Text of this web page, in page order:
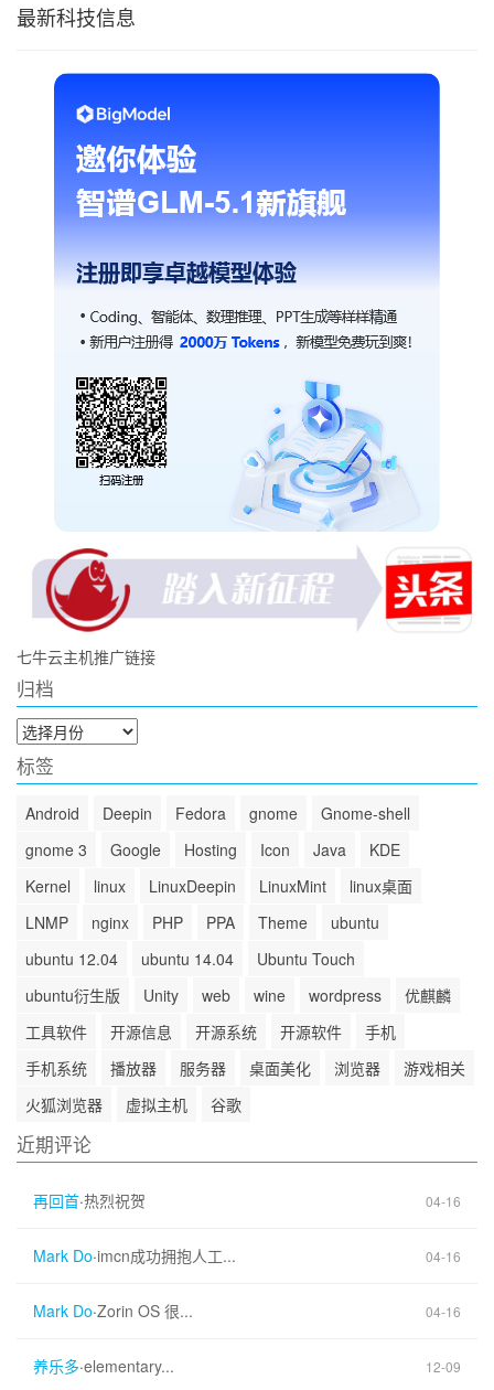
最新科技信息
七牛云主机推广链接
归档
归
档
标签
Android Deepin Fedora gnome
Gnome-shell
gnome 3
Google Hosting Icon Java
KDE
Kernel
linux LinuxDeepin LinuxMint
linux桌面
LNMP
nginx PHP PPA Theme
ubuntu
ubuntu 12.04
ubuntu 14.04
Ubuntu Touch
ubuntu衍生版
Unity web wine wordpress
优麒麟
工具软件
开源信息 开源系统 开源软件
手机
手机系统
播放器 服务器 桌面美化 浏览器
游戏相关
火狐浏览器
虚拟主机 谷歌
近期评论
再回首·热烈祝贺 04-16
Mark Do·imcn成功拥抱人工... 04-16
Mark Do·Zorin OS 很... 04-16
养乐多·elementary... 12-09